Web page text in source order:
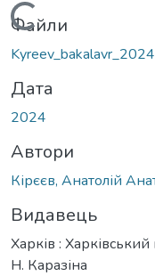
Вантажиться...
Файли
Дата
2024
Автори
Кірєєв, Анатолій
Видавець
Харків :
Н. Каразіна